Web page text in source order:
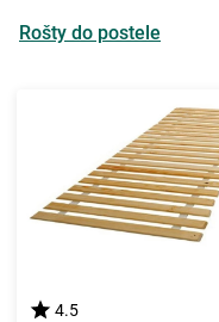
Rošty do postele
4.5